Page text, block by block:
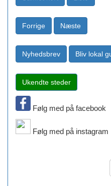
Følg med på facebook
Følg med på instagram